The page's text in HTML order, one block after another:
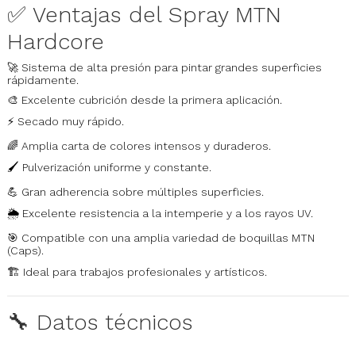
✅ Ventajas del Spray MTN
Hardcore
🚀 Sistema de alta presión para pintar grandes superficies
rápidamente.
🎨 Excelente cubrición desde la primera aplicación.
⚡ Secado muy rápido.
🌈 Amplia carta de colores intensos y duraderos.
🖌️ Pulverización uniforme y constante.
💪 Gran adherencia sobre múltiples superficies.
🌦️ Excelente resistencia a la intemperie y a los rayos UV.
🎯 Compatible con una amplia variedad de boquillas MTN
(Caps).
🏗️ Ideal para trabajos profesionales y artísticos.
🔧 Datos técnicos